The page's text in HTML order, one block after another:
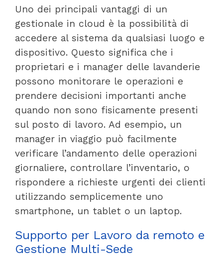
Uno dei principali vantaggi di un
gestionale in cloud è la possibilità di
accedere al sistema da qualsiasi luogo e
dispositivo. Questo significa che i
proprietari e i manager delle lavanderie
possono monitorare le operazioni e
prendere decisioni importanti anche
quando non sono fisicamente presenti
sul posto di lavoro. Ad esempio, un
manager in viaggio può facilmente
verificare l’andamento delle operazioni
giornaliere, controllare l’inventario, o
rispondere a richieste urgenti dei clienti
utilizzando semplicemente uno
smartphone, un tablet o un laptop.
Supporto per Lavoro da remoto e
Gestione Multi-Sede